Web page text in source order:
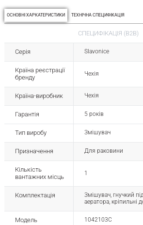
ОСНОВНІ ХАРКАТЕРИСТИКИ ТЕХНІЧНА СПЕЦИФІКАЦІЯ
СПЕЦИФІКАЦІЯ (B2B)
Серія Slavonice
Країна реєстрації
бренду
Чехія
Країна-виробник Чехія
Гарантія 5 років
Тип виробу Змішувач
Призначення Для раковини
Кількість
вантажних місць
1
Комплектація
Змішувач, гнучкий
аератора, кріпильні
Модель 1042103C